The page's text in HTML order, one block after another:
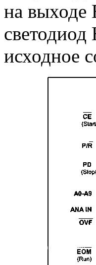
на выходе
исходное